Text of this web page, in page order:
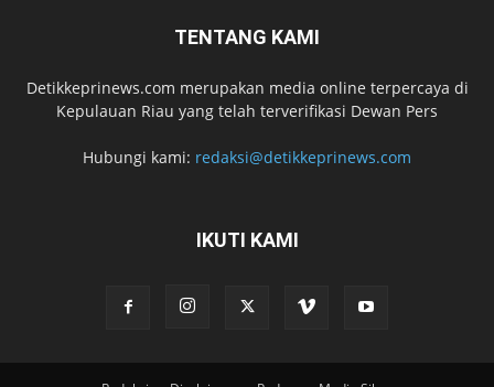
TENTANG KAMI
Detikkeprinews.com merupakan media online terpercaya di
Kepulauan Riau yang telah terverifikasi Dewan Pers
Hubungi kami: redaksi@detikkeprinews.com
IKUTI KAMI